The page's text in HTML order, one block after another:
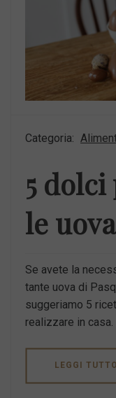
Categoria:
5
le
Se avete la
tante uova di
suggeriamo 5
realizzare in casa.
LEGGI TUTTO